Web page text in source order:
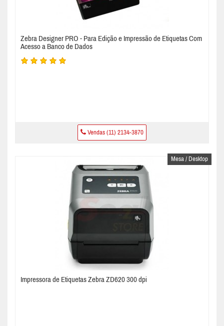
Zebra Designer PRO - Para Edição e Impressão de Etiquetas Com
Acesso a Banco de Dados
Vendas (11) 2134-3870
Mesa / Desktop
Impressora de Etiquetas Zebra ZD620 300 dpi